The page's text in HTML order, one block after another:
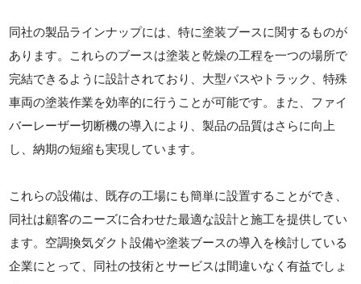
同社の製品ラインナップには、特に塗装ブースに関するものが
あります。これらのブースは塗装と乾燥の工程を一つの場所で
完結できるように設計されており、大型バスやトラック、特殊
車両の塗装作業を効率的に行うことが可能です。また、ファイ
バーレーザー切断機の導入により、製品の品質はさらに向上
し、納期の短縮も実現しています。
これらの設備は、既存の工場にも簡単に設置することができ、
同社は顧客のニーズに合わせた最適な設計と施工を提供してい
ます。空調換気ダクト設備や塗装ブースの導入を検討している
企業にとって、同社の技術とサービスは間違いなく有益でしょ